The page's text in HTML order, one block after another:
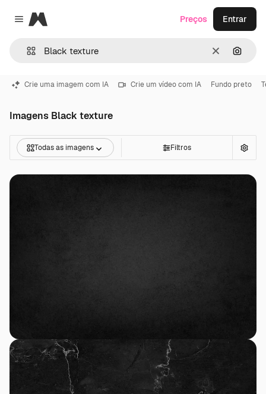
Close menu
Magnific
Limpar
Preços Entrar
Crie uma imagem com IA Crie um vídeo com IA Fundo preto
Imagens Black texture
Todas as imagens Filtros